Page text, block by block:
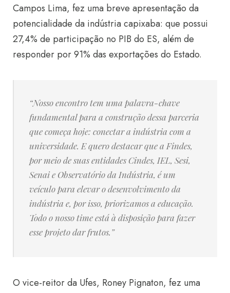
Campos Lima, fez uma breve apresentação da
potencialidade da indústria capixaba: que possui
27,4% de participação no PIB do ES, além de
responder por 91% das exportações do Estado.
“Nosso encontro tem uma palavra-chave
fundamental para a construção dessa parceria
que começa hoje: conectar a indústria com a
universidade. E quero destacar que a Findes,
por meio de suas entidades Cindes, IEL, Sesi,
Senai e Observatório da Indústria, é um
veículo para elevar o desenvolvimento da
indústria e, por isso, priorizamos a educação.
Todo o nosso time está à disposição para fazer
esse projeto dar frutos.”
O vice-reitor da Ufes, Roney Pignaton, fez uma